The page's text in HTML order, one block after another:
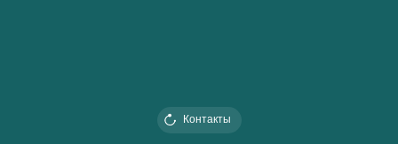
Контакты